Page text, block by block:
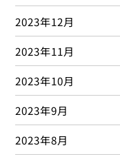
2023年12月
2023年11月
2023年10月
2023年9月
2023年8月